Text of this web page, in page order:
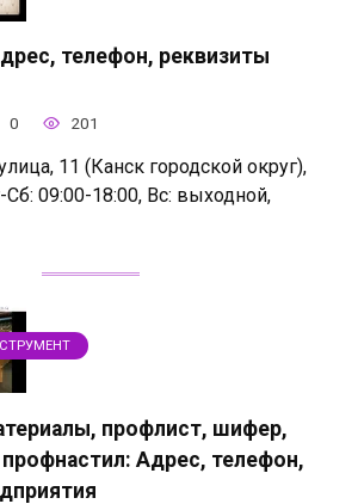
телефон, реквизиты
0 201
11 (Канск городской округ),
09:00-18:00, Вс: выходной,
профлист, шифер,
Адрес, телефон,